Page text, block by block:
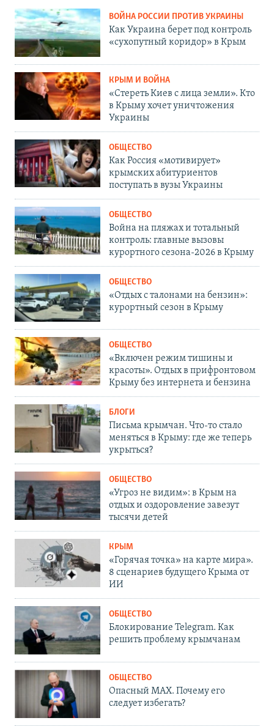
ВОЙНА РОССИИ ПРОТИВ УКРАИНЫ
Как Украина берет под контроль
«сухопутный коридор» в Крым
КРЫМ И ВОЙНА
«Стереть Киев с лица земли». Кто
в Крыму хочет уничтожения
Украины
ОБЩЕСТВО
Как Россия «мотивирует»
крымских абитуриентов
поступать в вузы Украины
ОБЩЕСТВО
Война на пляжах и тотальный
контроль: главные вызовы
курортного сезона-2026 в Крыму
ОБЩЕСТВО
«Отдых с талонами на бензин»:
курортный сезон в Крыму
ОБЩЕСТВО
«Включен режим тишины и
красоты». Отдых в прифронтовом
Крыму без интернета и бензина
БЛОГИ
Письма крымчан. Что-то стало
меняться в Крыму: где же теперь
укрыться?
ОБЩЕСТВО
«Угроз не видим»: в Крым на
отдых и оздоровление завезут
тысячи детей
КРЫМ
«Горячая точка» на карте мира».
8 сценариев будущего Крыма от
ИИ
ОБЩЕСТВО
Блокирование Telegram. Как
решить проблему крымчанам
ОБЩЕСТВО
Опасный MAX. Почему его
следует избегать?